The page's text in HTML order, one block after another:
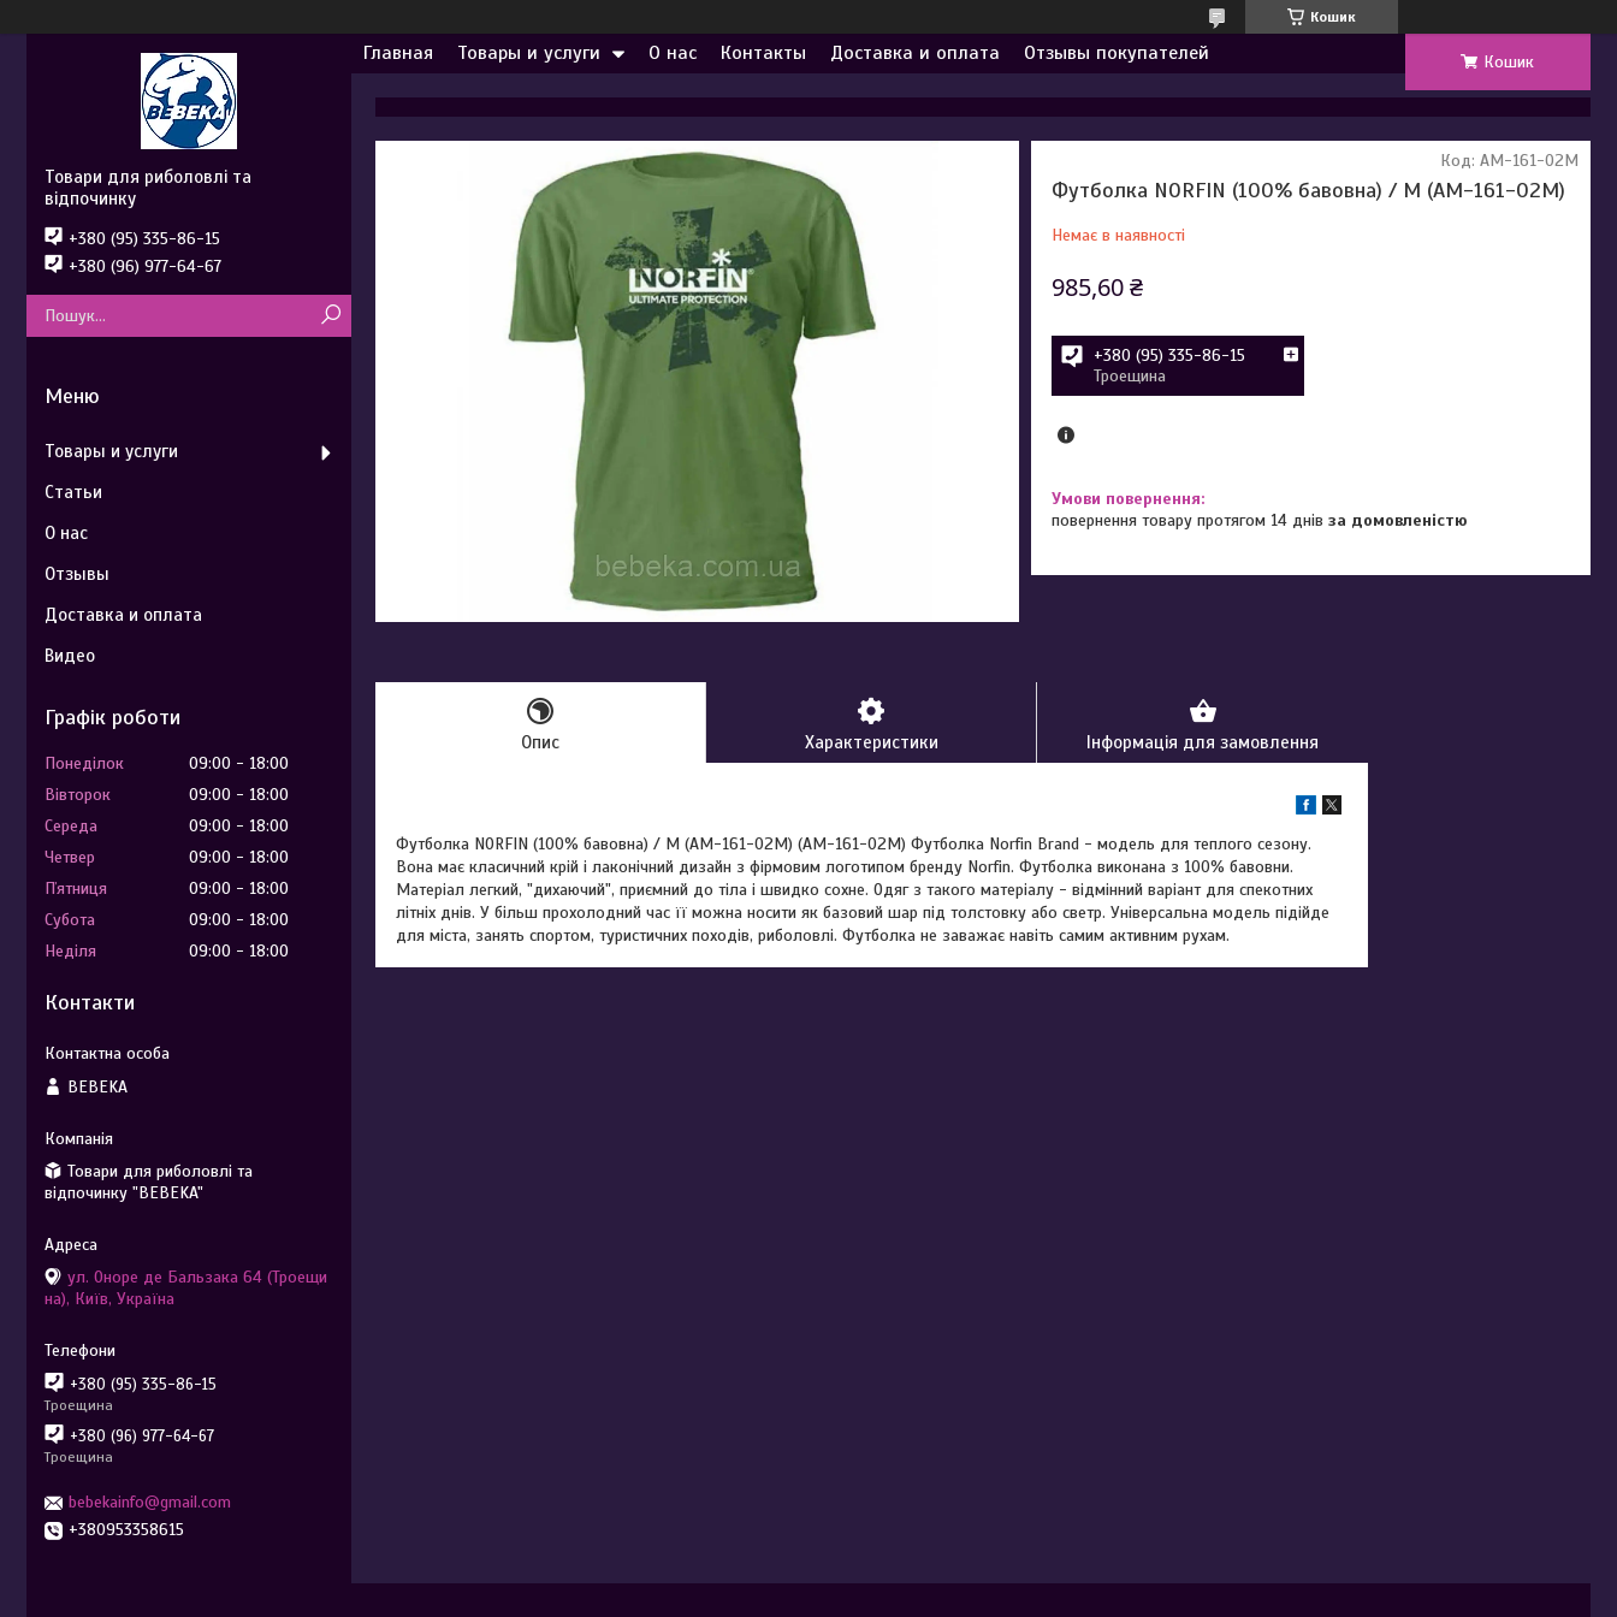
Кошик
Главная Товары и услуги О нас Контакты Доставка и оплата Отзывы покупателей Кошик
Футболка NORFIN (100% бавовна) / M (AM-161-02M)
Немає в наявності
Код: AM-161-02M
985,60 ₴
+380 (95) 335-86-15
Троещина
повернення товару протягом 14 днівза домовленістю
Опис Характеристики Інформація для замовлення
Футболка NORFIN (100% бавовна) / M (AM-161-02M) (AM-161-02M) Футболка Norfin Brand - модель для теплого сезону.
Вона має класичний крій і лаконічний дизайн з фірмовим логотипом бренду Norfin. Футболка виконана з 100% бавовни.
Матеріал легкий, "дихаючий", приємний до тіла і швидко сохне. Одяг з такого матеріалу - відмінний варіант для спекотних
літніх днів. У більш прохолодний час її можна носити як базовий шар під толстовку або светр. Універсальна модель підійде
для міста, занять спортом, туристичних походів, риболовлі. Футболка не заважає навіть самим активним рухам.
Товари для риболовлі та
відпочинку
+380 (95) 335-86-15
+380 (96) 977-64-67
Товары и услуги
Статьи
О нас
Отзывы
Доставка и оплата
Видео
Графік роботи
Понеділок 09:00
18:00
Вівторок
09:00
18:00
Середа
09:00
18:00
Четвер
09:00
18:00
Пʼятниця
09:00
18:00
Субота
09:00
18:00
Неділя
09:00 18:00
Контакти
BEBEKA
Товари для риболовлі та
відпочинку "BEBEKA"
ул. Оноре де Бальзака 64 (Троещи
на), Київ, Україна
+380 (95) 335-86-15
Троещина
+380 (96) 977-64-67
Троещина
bebekainfo@gmail.com
+380953358615